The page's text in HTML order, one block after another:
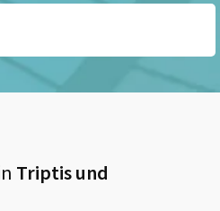
Triptisund